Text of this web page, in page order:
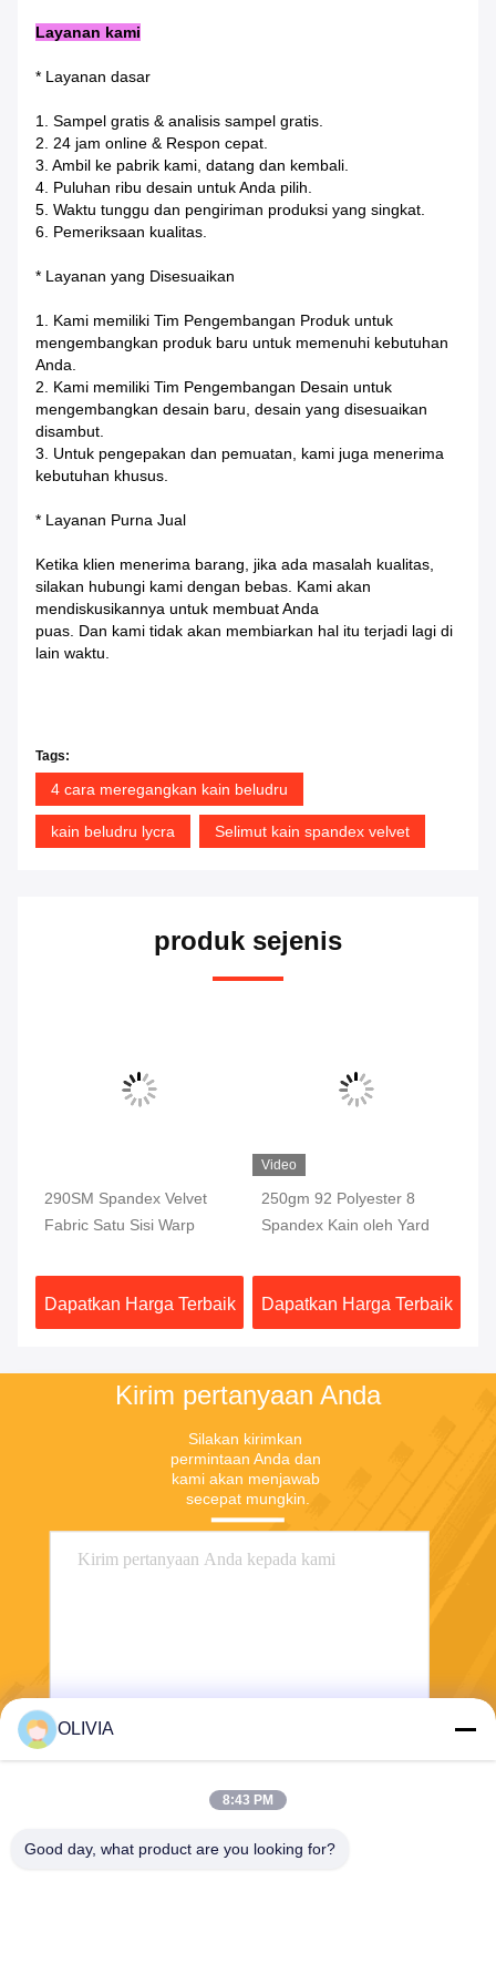
Layanan kami
* Layanan dasar
1. Sampel gratis & analisis sampel gratis.
2. 24 jam online & Respon cepat.
3. Ambil ke pabrik kami, datang dan kembali.
4. Puluhan ribu desain untuk Anda pilih.
5. Waktu tunggu dan pengiriman produksi yang singkat.
6. Pemeriksaan kualitas.
* Layanan yang Disesuaikan
1. Kami memiliki Tim Pengembangan Produk untuk
mengembangkan produk baru untuk memenuhi kebutuhan
Anda.
2. Kami memiliki Tim Pengembangan Desain untuk
mengembangkan desain baru, desain yang disesuaikan
disambut.
3. Untuk pengepakan dan pemuatan, kami juga menerima
kebutuhan khusus.
* Layanan Purna Jual
Ketika klien menerima barang, jika ada masalah kualitas,
silakan hubungi kami dengan bebas. Kami akan
mendiskusikannya untuk membuat Anda
puas. Dan kami tidak akan membiarkan hal itu terjadi lagi di
lain waktu.
Tags:
4 cara meregangkan kain beludru
kain beludru lycra Selimut kain spandex velvet
produk sejenis
290SM Spandex Velvet
Fabric Satu Sisi Warp
Dapatkan Harga Terbaik
Video
250gm 92 Polyester 8
Spandex Kain oleh Yard
Dapatkan Harga Terbaik
Kirim pertanyaan Anda
Silakan kirimkan
permintaan Anda dan
kami akan menjawab
secepat mungkin.
Mengirim
OLIVIA
8:43 PM
Good day, what product are you looking for?